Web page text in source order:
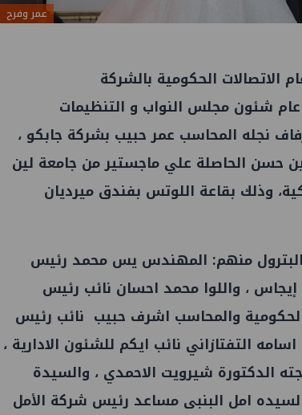
عمر وفرح
الاتصالات الحكومية بالشركة
عام شئون مجلس النواب و التنظيمات
نجله المحاسب عمر حبيب بشركة جابكو ،
حسن الحاصلة علي ماجستير من جامعة لين
وذلك بقاعة اللوتس بفندق ميرديان
منهم: المهندس يس محمد رئيس
إيجاس ، واللوا محمد احسان نائب رئيس
الحكومية والمحاسب اشرف حبيب نائب رئيس
التفتازاني نائب ايكم للشئون الادارية ،
الدكتورة شيرويت الاحمدي ، والسيدة
امل البنبى مساعد رئيس شركة الأمل